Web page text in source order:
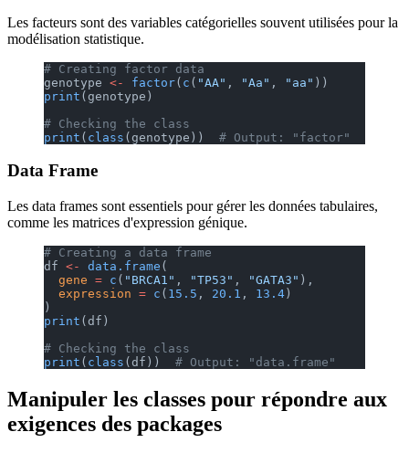
Les facteurs sont des variables catégorielles souvent utilisées pour la
modélisation statistique.
# Creating factor data
genotype <- factor( c ( "AA" , "Aa" , "aa" ))
print (genotype)
# Checking the class
print ( class (genotype)) # Output: "factor"
Data Frame
Les data frames sont essentiels pour gérer les données tabulaires,
comme les matrices d'expression génique.
# Creating a data frame
df <- data.frame (
  gene
= c ( "BRCA1" , "TP53" , "GATA3" ),
  expression
= c ( 15.5 , 20.1 , 13.4 )
)
print (df)
# Checking the class
print ( class (df)) # Output: "data.frame"
Manipuler les classes pour répondre aux
exigences des packages